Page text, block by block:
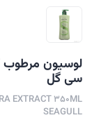
لوسیون مرطوب
سی گل
EXTRACT 350ML
SEAGULL